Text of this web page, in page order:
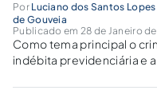
Por Luciano dos Santos Lopes
de Gouveia
Publicado em 28 de Janeiro de
Como tema principal o
indébita previdenciária e
diferenciado dispensado